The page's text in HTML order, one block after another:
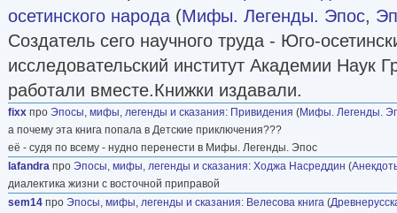
осетинского народа (Мифы. Легенды. Эпос,
Создатель сего научного труда - Юго-
исследовательский институт Академии Наук
работали вместе.Книжки издавали.
fixх про Эпосы, мифы, легенды и сказания: Привидения (Мифы. Легенды.
а почему эта книга попала в Детские приключения???
её - судя по всему - нудно перенести в Мифы. Легенды. Эпос
lafandra про Эпосы, мифы, легенды и сказания: Ходжа Насреддин (
диалектика жизни с восточной приправой
sem14 про Эпосы, мифы, легенды и сказания: Велесова книга (